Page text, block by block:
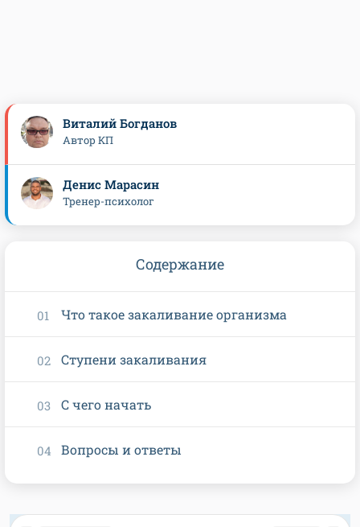
Виталий Богданов
Автор КП
Денис Марасин
Тренер-психолог
Содержание
Что такое закаливание организма
Ступени закаливания
С чего начать
Вопросы и ответы